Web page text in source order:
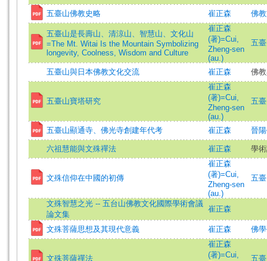
五臺山佛教史略 崔正森 佛
五臺山是長壽山、清涼山、智慧山、文化山
=The Mt. Witai Is the Mountain Symbolizing
longevity, Coolness, Wisdom and Culture
崔正森
(著)=Cui,
Zheng-sen
(au.)
五
五臺山與日本佛教文化交流 崔正森 佛
五臺山寶塔研究
崔正森
(著)=Cui,
Zheng-sen
(au.)
五
五臺山顯通寺、佛光寺創建年代考 崔正森 晉
六祖慧能與文殊禪法 崔正森 學
文殊信仰在中國的初傳
崔正森
(著)=Cui,
Zheng-sen
(au.)
五
文殊智慧之光 -- 五台山佛教文化國際學術會議
論文集
崔正森
文殊菩薩思想及其現代意義 崔正森 佛
文殊菩薩禪法
崔正森
(著)=Cui,
五